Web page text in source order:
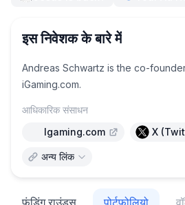
इस निवेशक के बारे में
Andreas Schwartz is the co-
iGaming.com.
आधिकारिक संसाधन
Igaming.com
X
अन्य लिंक
फंडिंग राउंड्स पोर्टफोलियो